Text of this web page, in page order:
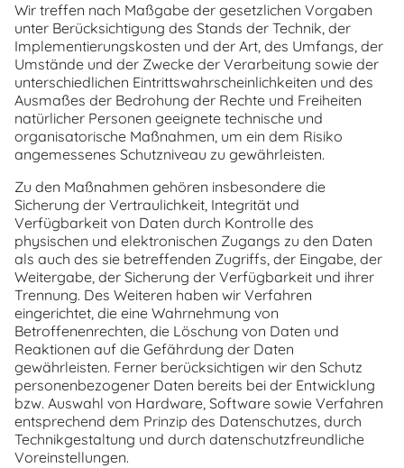
Wir treffen nach Maßgabe der gesetzlichen Vorgaben
unter Berücksichtigung des Stands der Technik, der
Implementierungskosten und der Art, des Umfangs, der
Umstände und der Zwecke der Verarbeitung sowie der
unterschiedlichen Eintrittswahrscheinlichkeiten und des
Ausmaßes der Bedrohung der Rechte und Freiheiten
natürlicher Personen geeignete technische und
organisatorische Maßnahmen, um ein dem Risiko
angemessenes Schutzniveau zu gewährleisten.
Zu den Maßnahmen gehören insbesondere die
Sicherung der Vertraulichkeit, Integrität und
Verfügbarkeit von Daten durch Kontrolle des
physischen und elektronischen Zugangs zu den Daten
als auch des sie betreffenden Zugriffs, der Eingabe, der
Weitergabe, der Sicherung der Verfügbarkeit und ihrer
Trennung. Des Weiteren haben wir Verfahren
eingerichtet, die eine Wahrnehmung von
Betroffenenrechten, die Löschung von Daten und
Reaktionen auf die Gefährdung der Daten
gewährleisten. Ferner berücksichtigen wir den Schutz
personenbezogener Daten bereits bei der Entwicklung
bzw. Auswahl von Hardware, Software sowie Verfahren
entsprechend dem Prinzip des Datenschutzes, durch
Technikgestaltung und durch datenschutzfreundliche
Voreinstellungen.